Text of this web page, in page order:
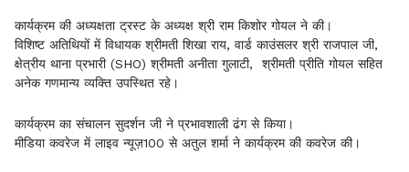
कार्यक्रम की अध्यक्षता ट्रस्ट के अध्यक्ष श्री राम किशोर गोयल ने की।
विशिष्ट अतिथियों में विधायक श्रीमती शिखा राय, वार्ड काउंसलर श्री राजपाल जी,
क्षेत्रीय थाना प्रभारी (SHO) श्रीमती अनीता गुलाटी, श्रीमती प्रीति गोयल सहित
अनेक गणमान्य व्यक्ति उपस्थित रहे।
कार्यक्रम का संचालन सुदर्शन जी ने प्रभावशाली ढंग से किया।
मीडिया कवरेज में लाइव न्यूज़100 से अतुल शर्मा ने कार्यक्रम की कवरेज की।